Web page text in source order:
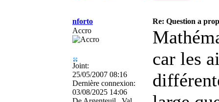
nforto
Re: Question a
Accro
Joint:
25/05/2007 08:16
Dernière connexion:
03/08/2025 14:06
car les